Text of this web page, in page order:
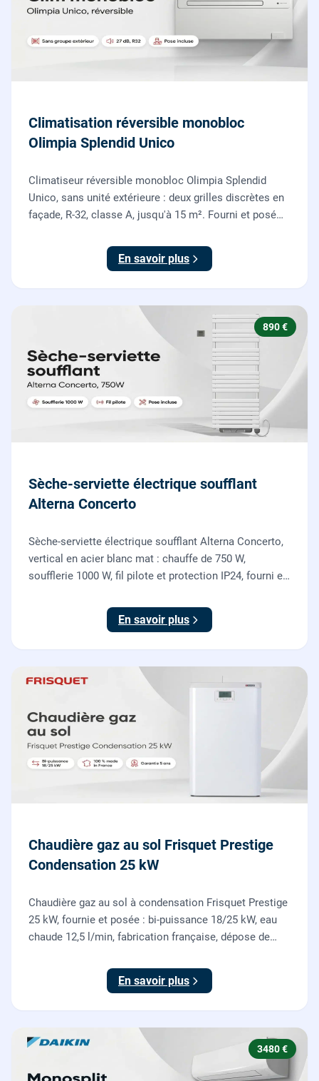
Climatisation réversible monobloc
Olimpia Splendid Unico
Climatiseur réversible monobloc Olimpia Splendid
Unico, sans unité extérieure : deux grilles discrètes en
façade, R-32, classe A, jusqu'à 15 m². Fourni et posé
En savoir plus
890 €
Sèche-serviette électrique soufflant
Alterna Concerto
Sèche-serviette électrique soufflant Alterna Concerto,
vertical en acier blanc mat : chauffe de 750 W,
soufflerie 1000 W, fil pilote et protection IP24, fourni et
En savoir plus
Chaudière gaz au sol Frisquet Prestige
Condensation 25 kW
Chaudière gaz au sol à condensation Frisquet Prestige
25 kW, fournie et posée : bi-puissance 18/25 kW, eau
chaude 12,5 l/min, fabrication française, dépose de
En savoir plus
3480 €